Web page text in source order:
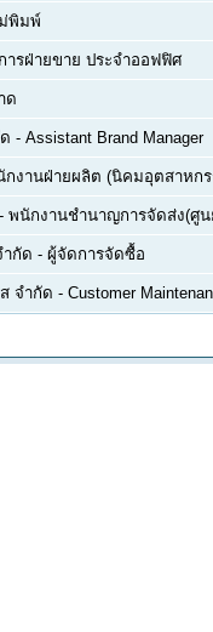
พิมพ์
ารฝ่ายขาย ประจำออฟฟิศ
ด
- Assistant Brand Manager
กงานฝ่ายผลิต (นิคมอุตสาหก
- พนักงานชำนาญการจัดส่ง(ศู
ำกัด - ผู้จัดการจัดซื้อ
จำกัด - Customer